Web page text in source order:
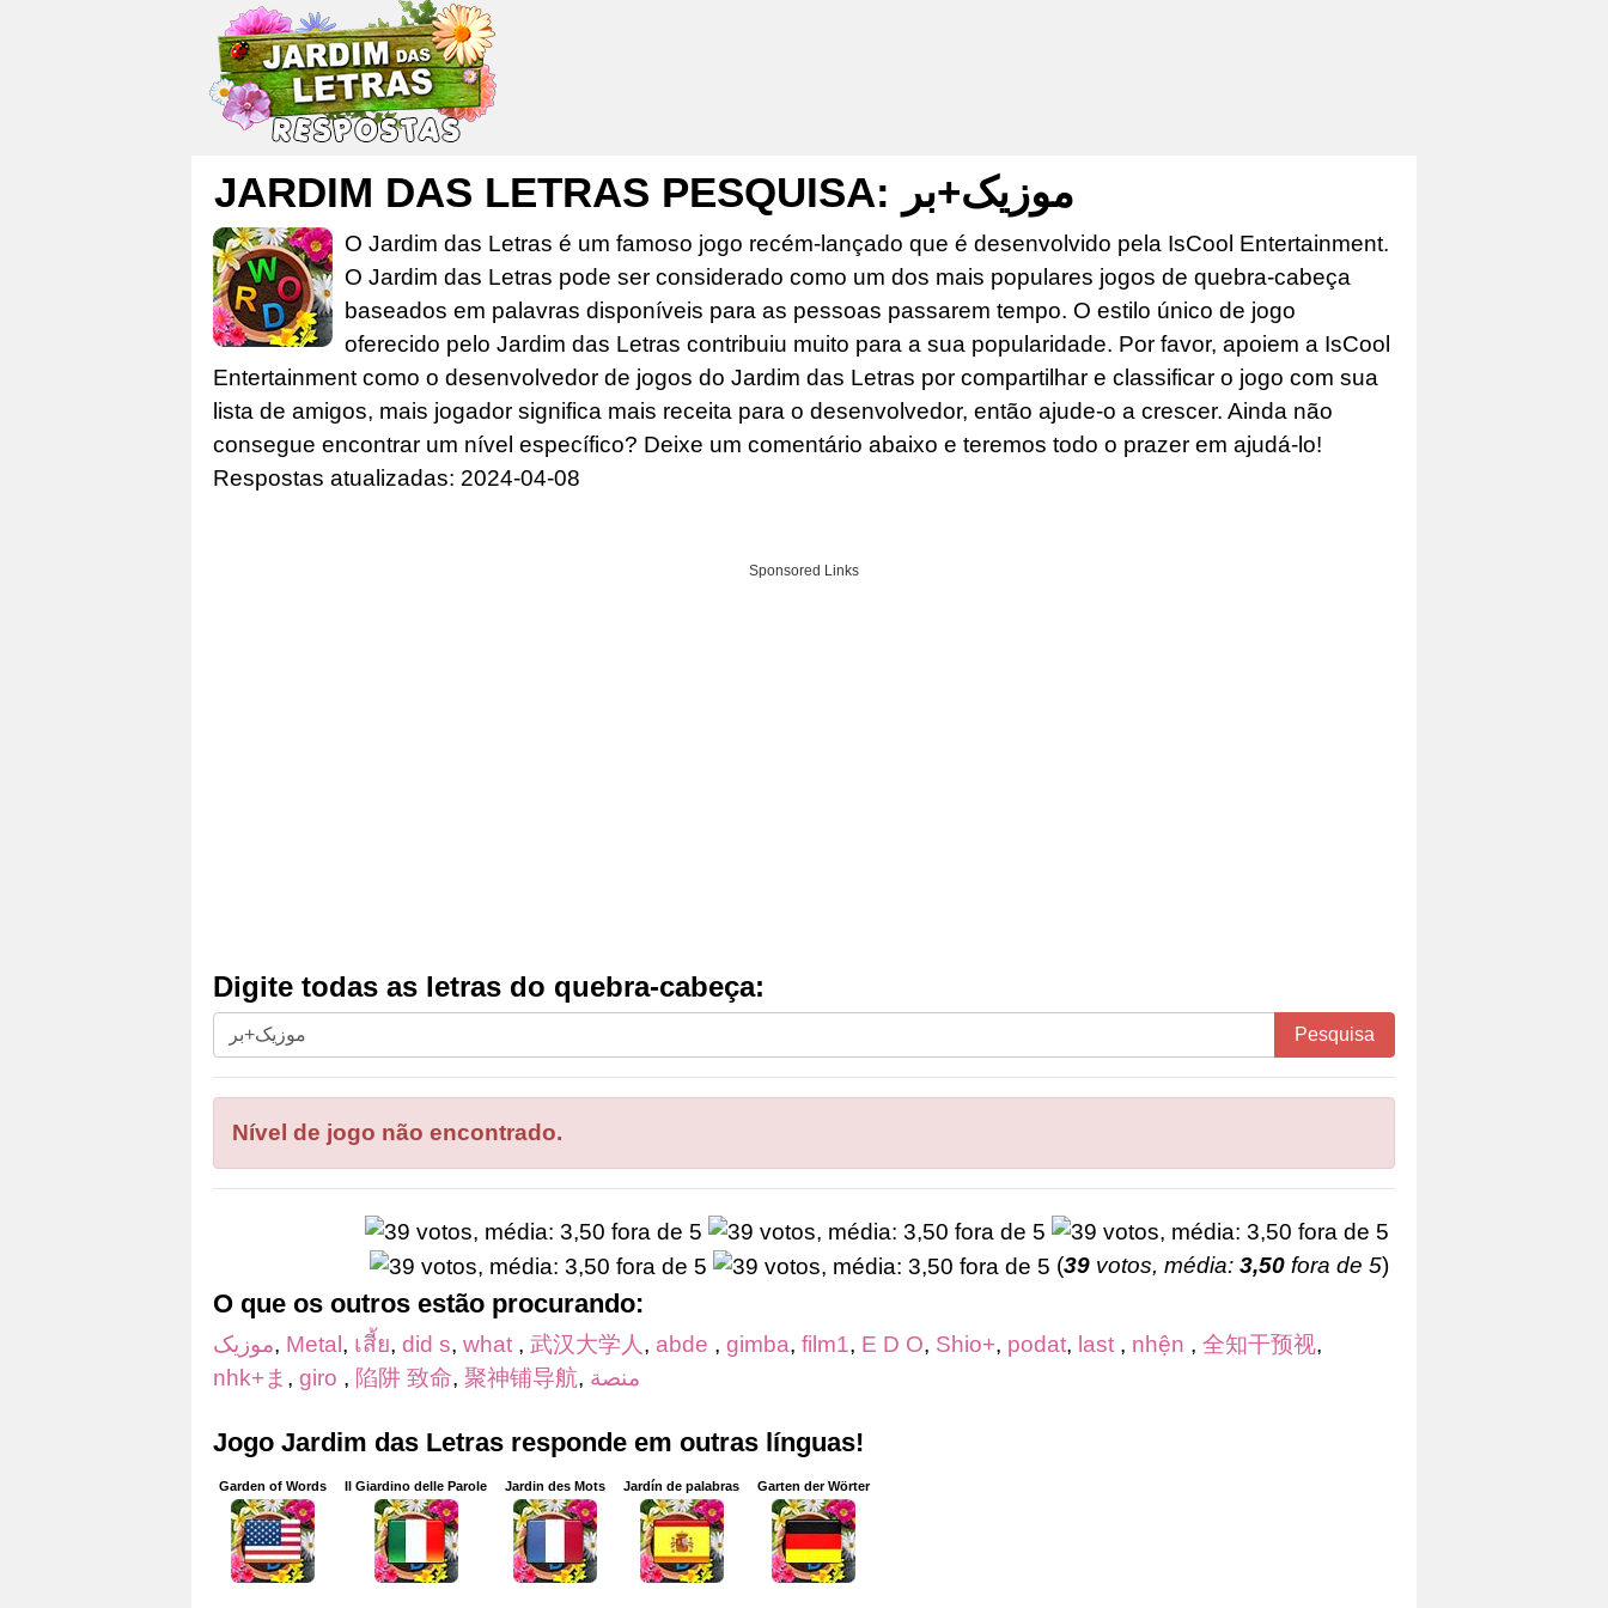
JARDIM DAS LETRAS PESQUISA: موزیک+بر
O Jardim das Letras é um famoso jogo recém-lançado que é desenvolvido pela IsCool Entertainment.
O Jardim das Letras pode ser considerado como um dos mais populares jogos de quebra-cabeça
baseados em palavras disponíveis para as pessoas passarem tempo. O estilo único de jogo
oferecido pelo Jardim das Letras contribuiu muito para a sua popularidade. Por favor, apoiem a IsCool
Entertainment como o desenvolvedor de jogos do Jardim das Letras por compartilhar e classificar o jogo com sua
lista de amigos, mais jogador significa mais receita para o desenvolvedor, então ajude-o a crescer. Ainda não
consegue encontrar um nível específico? Deixe um comentário abaixo e teremos todo o prazer em ajudá-lo!
Respostas atualizadas: 2024-04-08
Sponsored Links
Digite todas as letras do quebra-cabeça:
Digite
todas
as
letras
do
quebra-
Pesquisa
Nível de jogo não encontrado.
(39 votos, média: 3,50 fora de 5)
O que os outros estão procurando:
موزیک, Metal, เสี้ย, did s, what , 武汉大学人 , abde , gimba, film1, E D O, Shio+, podat, last , nhện , 全知干预视,
nhk+ま , giro , 陷阱 致命, 聚神铺导航, منصة
Jogo Jardim das Letras responde em outras línguas!
Garden of Words Il Giardino delle Parole Jardin des Mots Jardín de palabras Garten der Wörter